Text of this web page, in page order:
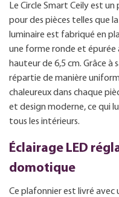
Le Circle Smart Ceily est
pour des pièces telles que
luminaire est fabriqué en
une forme ronde et épurée
hauteur de 6,5 cm. Grâce à
répartie de manière
chaleureux dans chaque
et design moderne, ce qui
tous les intérieurs.
Éclairage LED
domotique
Ce plafonnier est livré avec